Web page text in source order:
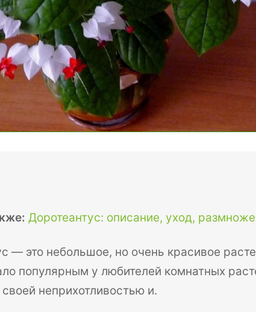
Доротеантус: описание, уход,
— это небольшое, но очень красивое
популярным у любителей комнатных
своей неприхотливостью и.